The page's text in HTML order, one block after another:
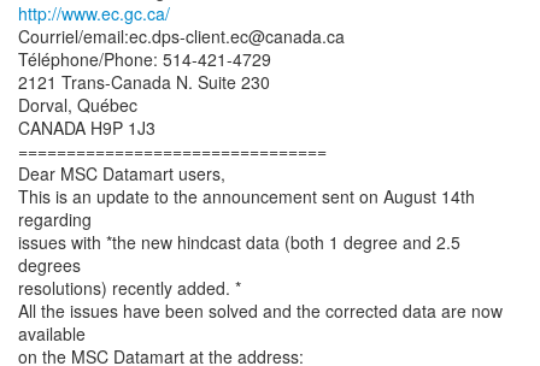
http://www.ec.gc.ca/
Courriel/email:ec.dps-client.ec@canada.ca
Téléphone/Phone: 514-421-4729
2121 Trans-Canada N. Suite 230
Dorval, Québec
CANADA H9P 1J3
================================
Dear MSC Datamart users,
This is an update to the announcement sent on August 14th
regarding
issues with *the new hindcast data (both 1 degree and 2.5
degrees
resolutions) recently added. *
All the issues have been solved and the corrected data are now
available